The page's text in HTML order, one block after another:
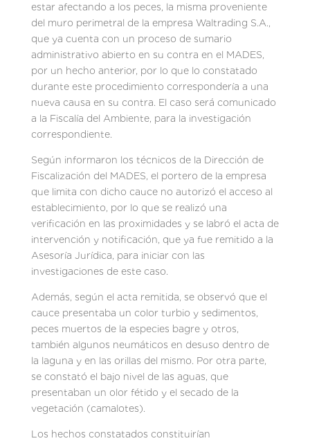
estar afectando a los peces, la misma proveniente
del muro perimetral de la empresa Waltrading S.A.,
que ya cuenta con un proceso de sumario
administrativo abierto en su contra en el MADES,
por un hecho anterior, por lo que lo constatado
durante este procedimiento correspondería a una
nueva causa en su contra. El caso será comunicado
a la Fiscalía del Ambiente, para la investigación
correspondiente.
Según informaron los técnicos de la Dirección de
Fiscalización del MADES, el portero de la empresa
que limita con dicho cauce no autorizó el acceso al
establecimiento, por lo que se realizó una
verificación en las proximidades y se labró el acta de
intervención y notificación, que ya fue remitido a la
Asesoría Jurídica, para iniciar con las
investigaciones de este caso.
Además, según el acta remitida, se observó que el
cauce presentaba un color turbio y sedimentos,
peces muertos de la especies bagre y otros,
también algunos neumáticos en desuso dentro de
la laguna y en las orillas del mismo. Por otra parte,
se constató el bajo nivel de las aguas, que
presentaban un olor fétido y el secado de la
vegetación (camalotes).
Los hechos constatados constituirían